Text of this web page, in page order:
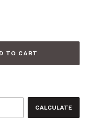
CALCULATE